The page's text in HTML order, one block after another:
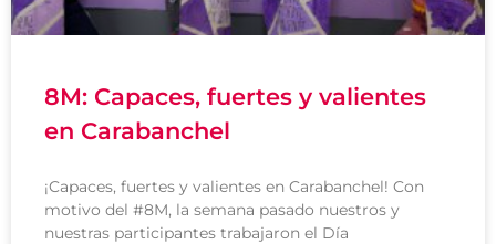
8M: Capaces, fuertes y valientes
en Carabanchel
¡Capaces, fuertes y valientes en Carabanchel! Con
motivo del #8M, la semana pasado nuestros y
nuestras participantes trabajaron el Día